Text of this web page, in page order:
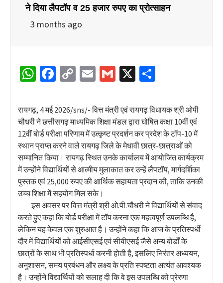
ने दिया लैपटॉप व 25 हजार रुपए का प्रोत्साहन
3 months ago
WhatsApp
Facebook
CopyEmailGmail
X
रायगढ़, 4 मई 2026/sns/- वित्त मंत्री एवं रायगढ़ विधायक श्री ओपी
चौधरी ने छत्तीसगढ़ माध्यमिक शिक्षा मंडल द्वारा घोषित कक्षा 10वीं एवं
12वीं बोर्ड परीक्षा परिणाम में उत्कृष्ट प्रदर्शन कर प्रदेश के टॉप-10 में
स्थान प्राप्त करने वाले रायगढ़ जिले के मेधावी छात्र-छात्राओं को
सम्मानित किया। रायगढ़ स्थित उनके कार्यालय में आयोजित कार्यक्रम
में उन्होंने विद्यार्थियों से आत्मीय मुलाकात कर उन्हें लैपटॉप, मार्गदर्शिका
पुस्तक एवं 25,000 रुपए की आर्थिक सहायता प्रदान की, ताकि उनकी
उच्च शिक्षा में सहयोग मिल सके।
इस अवसर पर वित्त मंत्री श्री ओ.पी.चौधरी ने विद्यार्थियों से संवाद
करते हुए कहा कि बोर्ड परीक्षा में टॉप करना एक महत्वपूर्ण उपलब्धि है,
लेकिन यह केवल एक शुरुआत है। उन्होंने कहा कि आज के प्रतिस्पर्धी
दौर में विद्यार्थियों को आईसीएसई एवं सीबीएसई जैसे अन्य बोर्डों के
छात्रों के साथ भी प्रतिस्पर्धा करनी होती है, इसलिए निरंतर अध्ययन,
अनुशासन, समय प्रबंधन और लक्ष्य के प्रति स्पष्टता अत्यंत आवश्यक
है। उन्होंने विद्यार्थियों को सलाह दी कि वे इस उपलब्धि को प्रेरणा